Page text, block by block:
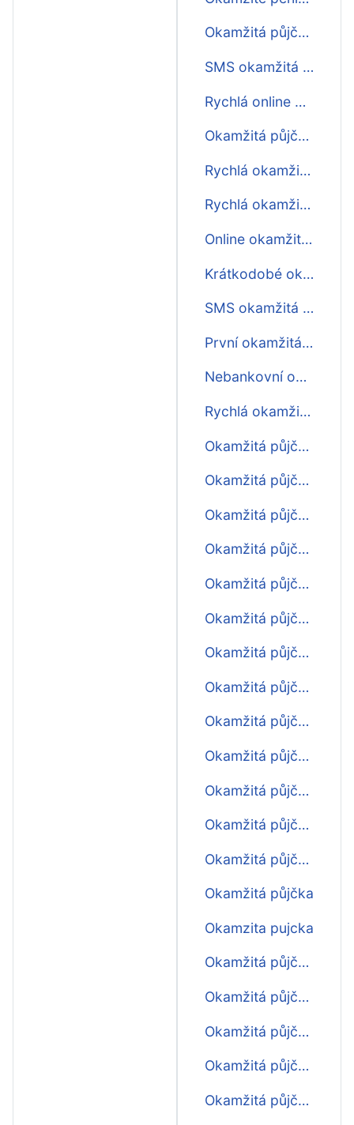
Okamžitá půjčka na účet ještě dnes
SMS okamžitá půjčka ihned
Rychlá online okamžitá půjčka
Okamžitá půjčka online ihned na účet nonstop
Rychlá okamžitá půjčka do výplaty
Rychlá okamžitá půjčka před výplatou
Online okamžitá půjčka ihned na účet
Krátkodobé okamžité půjčky
SMS okamžitá půjčka
První okamžitá půjčka zdarma
Nebankovní okamžitá půjčka
Rychlá okamžitá půjčka
Okamžitá půjčka na 30 dní
Okamžitá půjčka na OP
Okamžitá půjčka na účet ihned
Okamžitá půjčka nonstop
Okamžitá půjčka rychle
Okamžitá půjčka ihned na bankovní účet
Okamžitá půjčka na cokoliv
Okamžitá půjčka ihned zdarma
Okamžitá půjčka online
Okamžitá půjčka online ihned
Okamžitá půjčka ihned na účet
Okamžitá půjčka do výplaty
Okamžitá půjčka před výplatou
Okamžitá půjčka
Okamzita pujcka
Okamžitá půjčka 1000
Okamžitá půjčka 2000
Okamžitá půjčka 500
Okamžitá půjčka 3000
Okamžitá půjčka 4000